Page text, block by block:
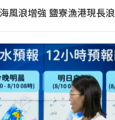
風浪增強 鹽寮漁港現長浪